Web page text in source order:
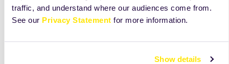
traffic, and understand where our audiences come from.
See our Privacy Statement for more information.
Show details